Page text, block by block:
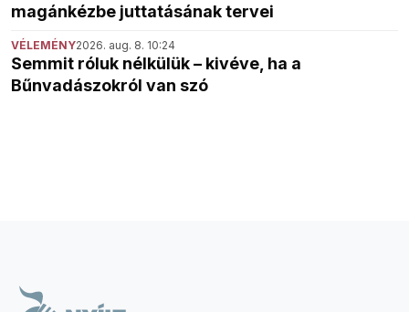
magánkézbe juttatásának tervei
VÉLEMÉNY2026. aug. 8. 10:24
Semmit róluk nélkülük – kivéve, ha a
Bűnvadászokról van szó